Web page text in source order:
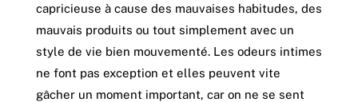
capricieuse à cause des mauvaises habitudes, des
mauvais produits ou tout simplement avec un
style de vie bien mouvementé. Les odeurs intimes
ne font pas exception et elles peuvent vite
gâcher un moment important, car on ne se sent